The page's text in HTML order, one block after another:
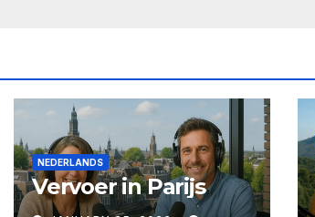
NEDERLANDS
Vervoer in Parijs